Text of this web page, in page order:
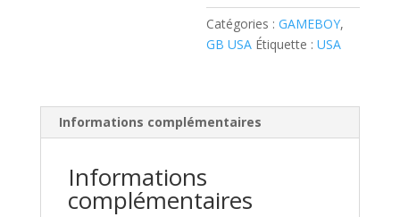
Catégories :GAMEBOY,
GB USA Étiquette :USA
Informations complémentaires
Informations
complémentaires